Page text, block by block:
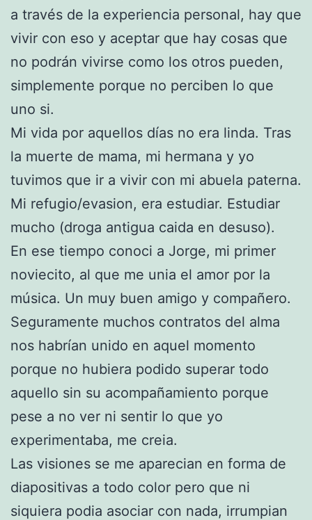
a través de la experiencia personal, hay que
vivir con eso y aceptar que hay cosas que
no podrán vivirse como los otros pueden,
simplemente porque no perciben lo que
uno si.
Mi vida por aquellos días no era linda. Tras
la muerte de mama, mi hermana y yo
tuvimos que ir a vivir con mi abuela paterna.
Mi refugio/evasion, era estudiar. Estudiar
mucho (droga antigua caida en desuso).
En ese tiempo conoci a Jorge, mi primer
noviecito, al que me unia el amor por la
música. Un muy buen amigo y compañero.
Seguramente muchos contratos del alma
nos habrían unido en aquel momento
porque no hubiera podido superar todo
aquello sin su acompañamiento porque
pese a no ver ni sentir lo que yo
experimentaba, me creia.
Las visiones se me aparecian en forma de
diapositivas a todo color pero que ni
siquiera podia asociar con nada, irrumpian